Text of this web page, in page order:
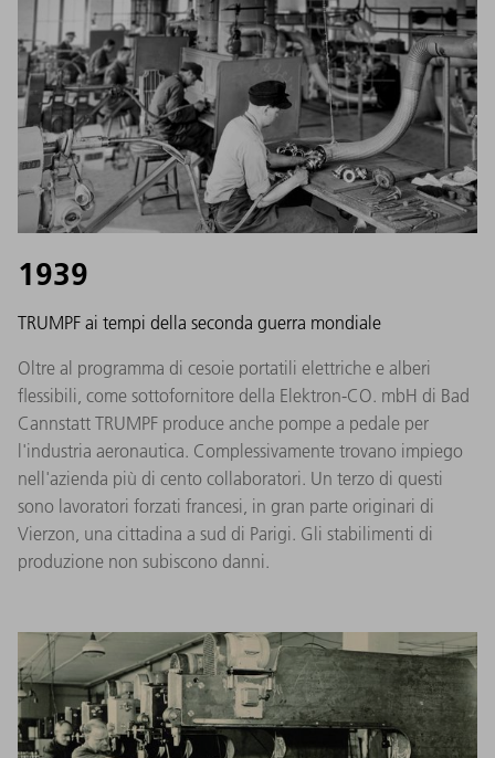
1939
TRUMPF ai tempi della seconda guerra mondiale
Oltre al programma di cesoie portatili elettriche e alberi
flessibili, come sottofornitore della Elektron-CO. mbH di Bad
Cannstatt TRUMPF produce anche pompe a pedale per
l'industria aeronautica. Complessivamente trovano impiego
nell'azienda più di cento collaboratori. Un terzo di questi
sono lavoratori forzati francesi, in gran parte originari di
Vierzon, una cittadina a sud di Parigi. Gli stabilimenti di
produzione non subiscono danni.